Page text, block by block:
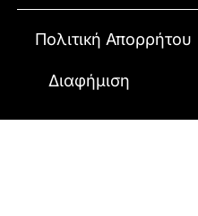
Πολιτική Απορρήτου
Διαφήμιση